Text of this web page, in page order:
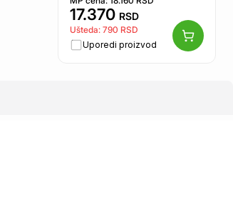
17.370 RSD
Ušteda: 790 RSD
Uporedi proizvod